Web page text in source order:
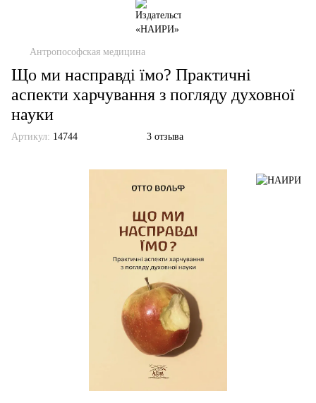
Антропософская медицина
Що ми насправді їмо? Практичні
аспекти харчування з погляду духовної
науки
Артикул: 14744 3 отзыва